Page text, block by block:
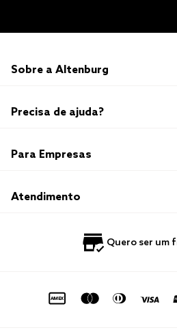
Sobre a Altenburg
Institucional
Imprensa
Sustentabilidade
Trabalhe Conosco
Precisa de ajuda?
Promoções e Regulamentos
Compre e Retire em Loja
Política de Privacidade
Para Empresas
Hotelaria
Atendimento
0800 729 1588
sac@altenburg.com.br
Quero ser um